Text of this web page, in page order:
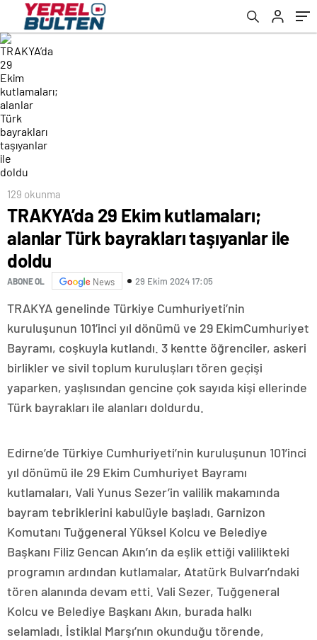
129 okunma
TRAKYA’da 29 Ekim kutlamaları;
alanlar Türk bayrakları taşıyanlar ile
doldu
ABONE OL News 29 Ekim 2024 17:05
TRAKYA genelinde Türkiye Cumhuriyeti’nin
kuruluşunun 101’inci yıl dönümü ve 29 EkimCumhuriyet
Bayramı, coşkuyla kutlandı. 3 kentte öğrenciler, askeri
birlikler ve sivil toplum kuruluşları tören geçişi
yaparken, yaşlısından gencine çok sayıda kişi ellerinde
Türk bayrakları ile alanları doldurdu.
Edirne’de Türkiye Cumhuriyeti’nin kuruluşunun 101’inci
yıl dönümü ile 29 Ekim Cumhuriyet Bayramı
kutlamaları, Vali Yunus Sezer’in valilik makamında
bayram tebriklerini kabulüyle başladı. Garnizon
Komutanı Tuğgeneral Yüksel Kolcu ve Belediye
Başkanı Filiz Gencan Akın’ın da eşlik ettiği valilikteki
programın ardından kutlamalar, Atatürk Bulvarı’ndaki
tören alanında devam etti. Vali Sezer, Tuğgeneral
Kolcu ve Belediye Başkanı Akın, burada halkı
selamladı. İstiklal Marşı’nın okunduğu törende,